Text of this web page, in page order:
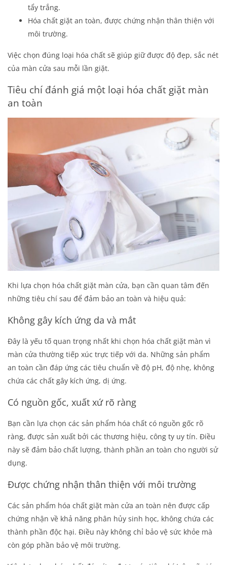
tẩy trắng.
Hóa chất giặt an toàn, được chứng nhận thân thiện với
môi trường.
Việc chọn đúng loại hóa chất sẽ giúp giữ được độ đẹp, sắc nét
của màn cửa sau mỗi lần giặt.
Tiêu chí đánh giá một loại hóa chất giặt màn
an toàn
Khi lựa chọn hóa chất giặt màn cửa, bạn cần quan tâm đến
những tiêu chí sau để đảm bảo an toàn và hiệu quả:
Không gây kích ứng da và mắt
Đây là yếu tố quan trọng nhất khi chọn hóa chất giặt màn vì
màn cửa thường tiếp xúc trực tiếp với da. Những sản phẩm
an toàn cần đáp ứng các tiêu chuẩn về độ pH, độ nhẹ, không
chứa các chất gây kích ứng, dị ứng.
Có nguồn gốc, xuất xứ rõ ràng
Bạn cần lựa chọn các sản phẩm hóa chất có nguồn gốc rõ
ràng, được sản xuất bởi các thương hiệu, công ty uy tín. Điều
này sẽ đảm bảo chất lượng, thành phần an toàn cho người sử
dụng.
Được chứng nhận thân thiện với môi trường
Các sản phẩm hóa chất giặt màn cửa an toàn nên được cấp
chứng nhận về khả năng phân hủy sinh học, không chứa các
thành phần độc hại. Điều này không chỉ bảo vệ sức khỏe mà
còn góp phần bảo vệ môi trường.